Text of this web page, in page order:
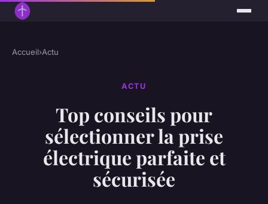
Accueil›Actu
ACTU
Top conseils pour
sélectionner la prise
électrique parfaite et
sécurisée